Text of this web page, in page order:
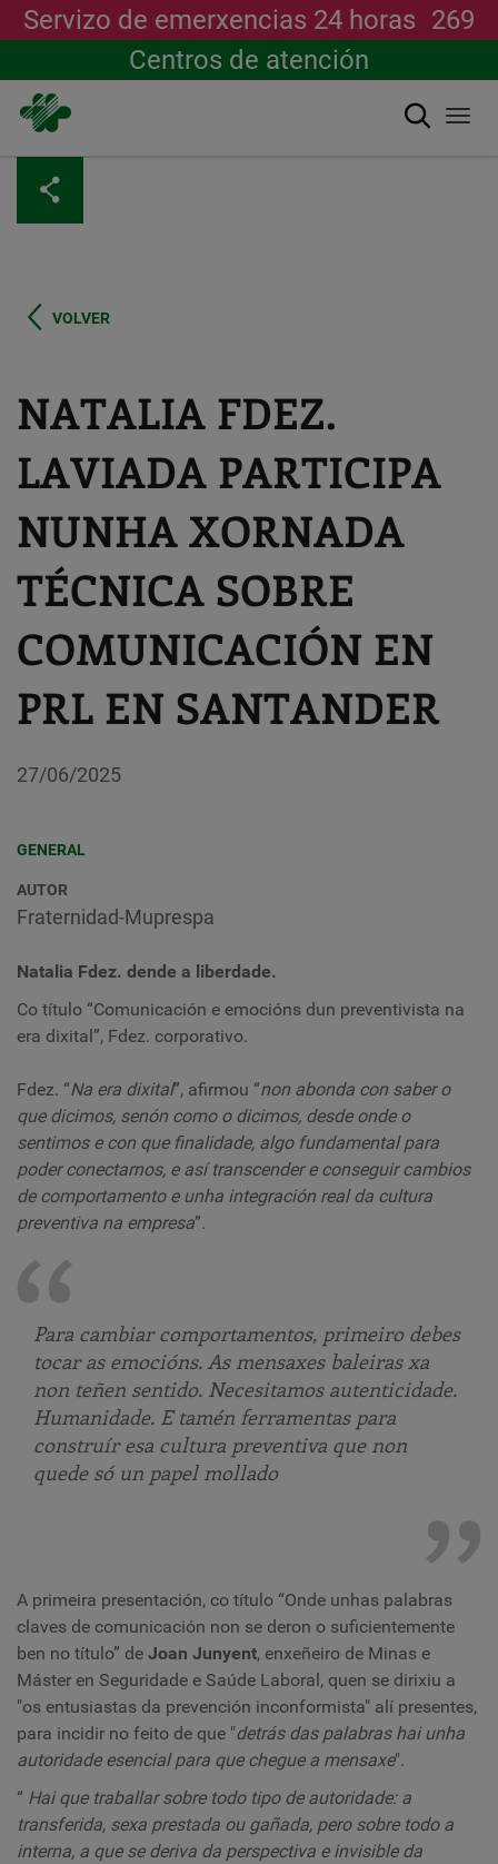
contido
principal
Servizo de emerxencias 24 horas 269
Centros de atención
Buscar
VOLVER
NATALIA FDEZ.
LAVIADA PARTICIPA
NUNHA XORNADA
TÉCNICA SOBRE
COMUNICACIÓN EN
PRL EN SANTANDER
27/06/2025
GENERAL
AUTOR
Fraternidad-Muprespa
Natalia Fdez. dende a liberdade.
Co título “Comunicación e emocións dun preventivista na
era dixital”, Fdez. corporativo.
Fdez. “Na era dixital”, afirmou “non abonda con saber o
que dicimos, senón como o dicimos, desde onde o
sentimos e con que finalidade, algo fundamental para
poder conectarnos, e así transcender e conseguir cambios
de comportamento e unha integración real da cultura
preventiva na empresa”.
Para cambiar comportamentos, primeiro debes
tocar as emocións. As mensaxes baleiras xa
non teñen sentido. Necesitamos autenticidade.
Humanidade. E tamén ferramentas para
construír esa cultura preventiva que non
quede só un papel mollado
A primeira presentación, co título “Onde unhas palabras
claves de comunicación non se deron o suficientemente
ben no título” de Joan Junyent, enxeñeiro de Minas e
Máster en Seguridade e Saúde Laboral, quen se dirixiu a
"os entusiastas da prevención inconformista" alí presentes,
para incidir no feito de que "detrás das palabras hai unha
autoridade esencial para que chegue a mensaxe".
“ Hai que traballar sobre todo tipo de autoridade: a
transferida, sexa prestada ou gañada, pero sobre todo a
interna, a que se deriva da perspectiva e invisible da